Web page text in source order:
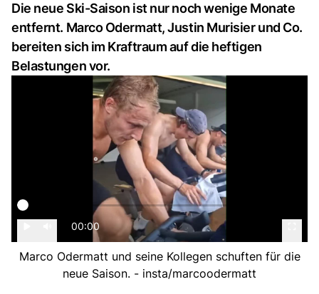
Die neue Ski-Saison ist nur noch wenige Monate
entfernt. Marco Odermatt, Justin Murisier und Co.
bereiten sich im Kraftraum auf die heftigen
Belastungen vor.
00:00
Marco Odermatt und seine Kollegen schuften für die
neue Saison. - insta/marcoodermatt